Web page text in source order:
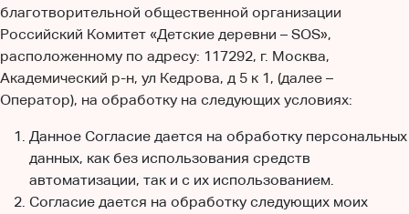
благотворительной общественной организации
Российский Комитет «Детские деревни – SOS»,
расположенному по адресу: 117292, г. Москва,
Академический р-н, ул Кедрова, д 5 к 1, (далее –
Оператор), на обработку на следующих условиях:
Данное Согласие дается на обработку персональных
данных, как без использования средств
автоматизации, так и с их использованием.
Согласие дается на обработку следующих моих